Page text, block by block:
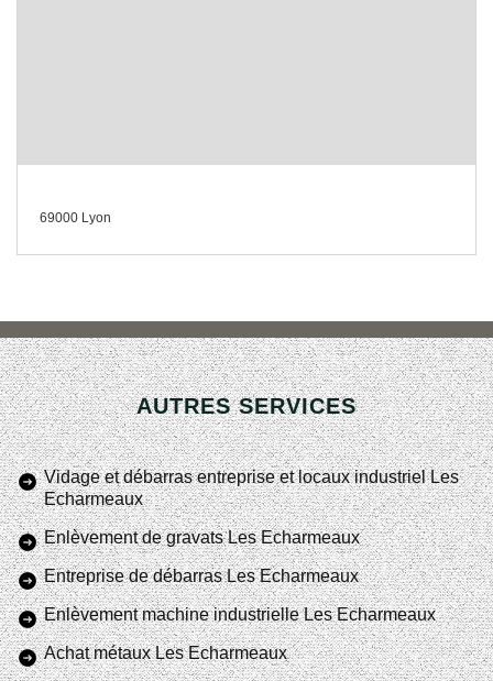
69000 Lyon
AUTRES SERVICES
Vidage et débarras entreprise et locaux industriel Les
Echarmeaux
Enlèvement de gravats Les Echarmeaux
Entreprise de débarras Les Echarmeaux
Enlèvement machine industrielle Les Echarmeaux
Achat métaux Les Echarmeaux